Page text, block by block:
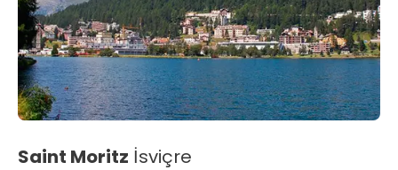
Saint Moritz İsviçre